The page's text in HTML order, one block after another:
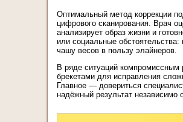
Оптимальный метод коррекции
цифрового сканирования. Врач
анализирует образ жизни и
или социальные
чашу весов в пользу элайнеров.
В ряде ситуаций компромиссным
брекетами для исправления
Главное — довериться
надёжный результат независимо